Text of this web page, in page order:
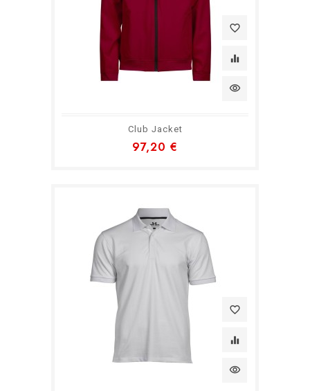
favorite_border
equalizer
visibility
Club Jacket
97,20 €
favorite_border
equalizer
visibility